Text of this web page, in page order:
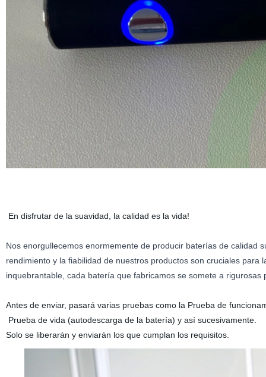
En disfrutar de la suavidad, la calidad es la vida!
Nos enorgullecemos enormemente de producir baterías de calidad
rendimiento y la fiabilidad de nuestros productos son cruciales
inquebrantable, cada batería que fabricamos se somete a
Antes de enviar, pasará varias pruebas como la Prueba de
Prueba de vida (autodescarga de la batería) y así sucesivamente.
Solo se liberarán y enviarán los que cumplan los requisitos.